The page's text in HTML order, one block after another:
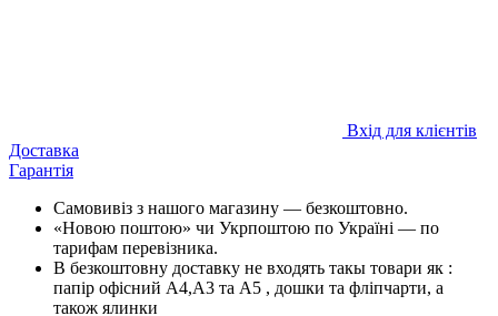
Вхід для клієнтів
Доставка
Гарантія
Самовивіз з нашого магазину — безкоштовно.
«Новою поштою» чи Укрпоштою по Україні — по
тарифам перевізника.
В безкоштовну доставку не входять такы товари як :
папір офісний А4,А3 та А5 , дошки та фліпчарти, а
також ялинки